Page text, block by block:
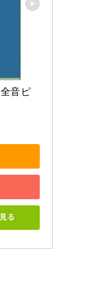
音ピ
る